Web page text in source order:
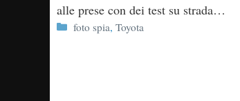
alle prese con dei test su strada…
Categorie
foto spia,Toyota